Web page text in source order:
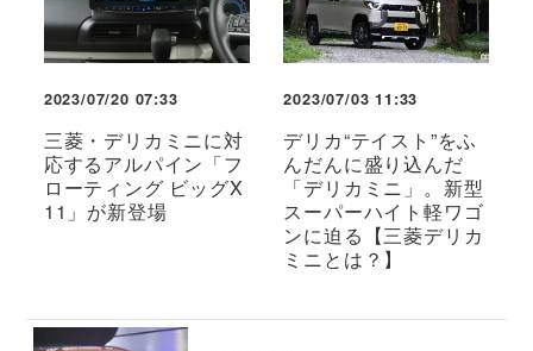
2023/07/20 07:33
三菱・デリカミニに対
応するアルパイン「フ
ローティング ビッグX
11」が新登場
2023/07/03 11:33
デリカ“テイスト”をふ
んだんに盛り込んだ
「デリカミニ」。新型
スーパーハイト軽ワゴ
ンに迫る【三菱デリカ
ミニとは？】